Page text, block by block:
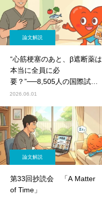
論文解説
“心筋梗塞のあと、β遮断薬は
本当に全員に必
要？”──8,505人の国際試験
REBOOTが示した“見直しの
ScienceDaily 2026-05-25報
道）
2026.06.01
論文解説
第33回抄読会 「A Matter
of Time」